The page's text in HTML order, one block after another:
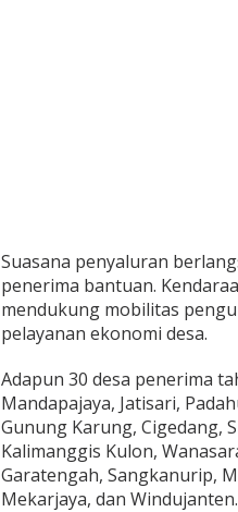
Suasana penyaluran
penerima bantuan.
mendukung mobilitas
pelayanan ekonomi desa.
Adapun 30 desa penerima
Mandapajaya, Jatisari,
Gunung Karung, Cigedang,
Kalimanggis Kulon,
Garatengah, Sangkanurip,
Mekarjaya, dan Windujanten.